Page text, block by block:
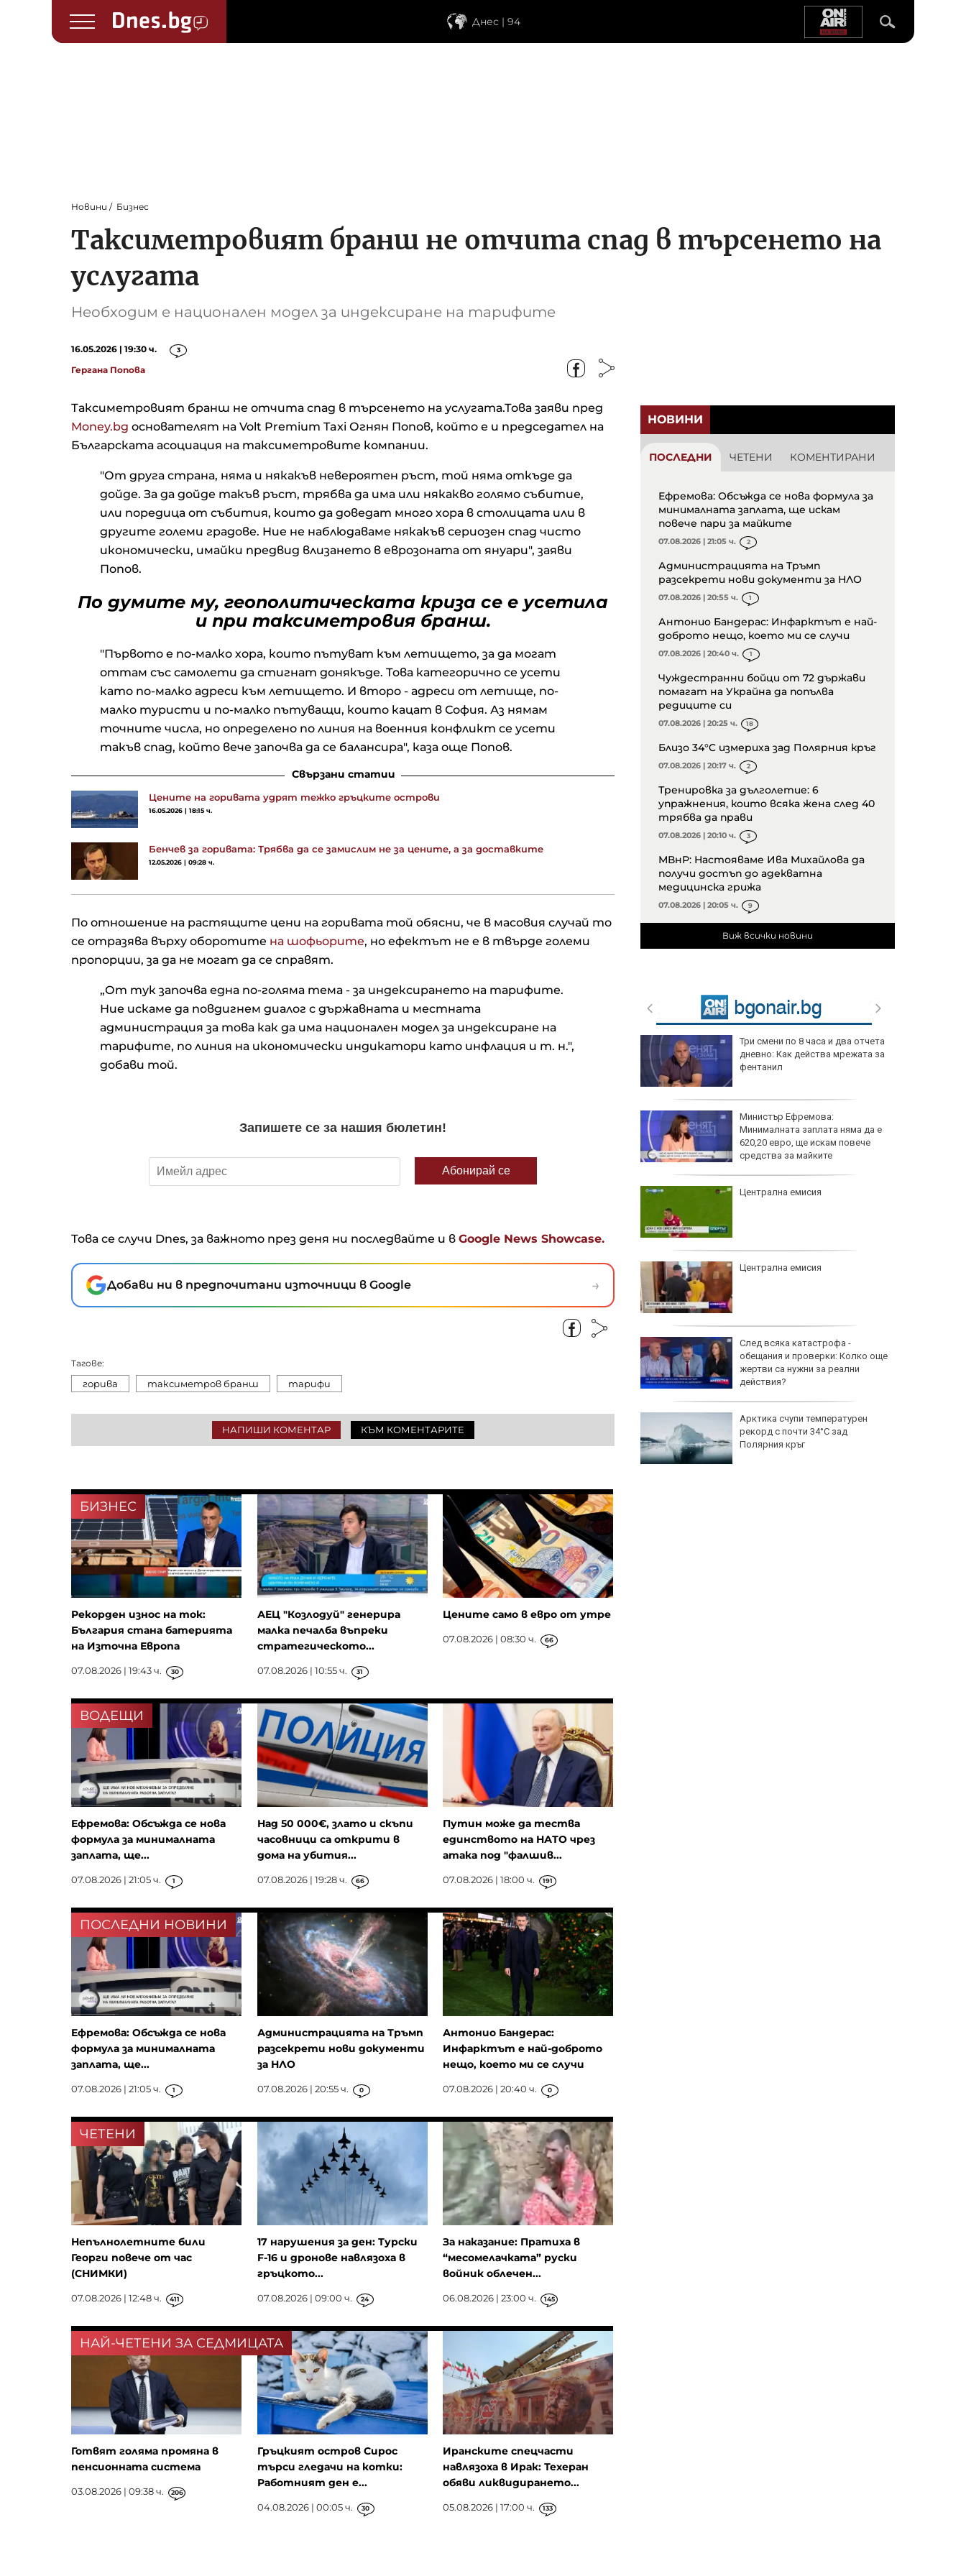
Днес | 94
Новини Бизнес
Таксиметровият бранш не отчита спад в търсенето на
услугата
Необходим е национален модел за индексиране на тарифите
16.05.2026 | 19:30 ч. 3
Гергана Попова
Таксиметровият бранш не отчита спад в търсенето на услугата.Това заяви пред
Money.bg основателят на Volt Premium Taxi Огнян Попов, който е и председател на
Българската асоциация на таксиметровите компании.
"От друга страна, няма и някакъв невероятен ръст, той няма откъде да
дойде. За да дойде такъв ръст, трябва да има или някакво голямо събитие,
или поредица от събития, които да доведат много хора в столицата или в
другите големи градове. Ние не наблюдаваме някакъв сериозен спад чисто
икономически, имайки предвид влизането в еврозоната от януари", заяви
Попов.
По думите му, геополитическата криза се е усетила
и при таксиметровия бранш.
"Първото е по-малко хора, които пътуват към летището, за да могат
оттам със самолети да стигнат донякъде. Това категорично се усети
като по-малко адреси към летището. И второ - адреси от летище, по-
малко туристи и по-малко пътуващи, които кацат в София. Аз нямам
точните числа, но определено по линия на военния конфликт се усети
такъв спад, който вече започва да се балансира", каза още Попов.
Свързани статии
Цените на горивата удрят тежко гръцките острови
16.05.2026 | 18:15 ч.
Бенчев за горивата: Трябва да се замислим не за цените, а за доставките
12.05.2026 | 09:28 ч.
По отношение на растящите цени на горивата той обясни, че в масовия случай то
се отразява върху оборотите на шофьорите, но ефектът не е в твърде големи
пропорции, за да не могат да се справят.
„От тук започва една по-голяма тема - за индексирането на тарифите.
Ние искаме да повдигнем диалог с държавната и местната
администрация за това как да има национален модел за индексиране на
тарифите, по линия на икономически индикатори като инфлация и т. н.",
добави той.
Това се случи Dnes, за важното през деня ни последвайте и в Google News Showcase.
Добави ни в предпочитани източници в Google →
Тагове:
горива таксиметров бранш тарифи
НАПИШИ КОМЕНТАР КЪМ КОМЕНТАРИТЕ
НОВИНИ
ПОСЛЕДНИ ЧЕТЕНИ КОМЕНТИРАНИ
Ефремова: Обсъжда се нова формула за
минималната заплата, ще искам
повече пари за майките
07.08.2026 | 21:05 ч. 2
Администрацията на Тръмп
разсекрети нови документи за НЛО
07.08.2026 | 20:55 ч. 1
Антонио Бандерас: Инфарктът е най-
доброто нещо, което ми се случи
07.08.2026 | 20:40 ч. 1
Чуждестранни бойци от 72 държави
помагат на Украйна да попълва
редиците си
07.08.2026 | 20:25 ч. 18
Близо 34°C измериха зад Полярния кръг
07.08.2026 | 20:17 ч. 2
Тренировка за дълголетие: 6
упражнения, които всяка жена след 40
трябва да прави
07.08.2026 | 20:10 ч. 3
МВнР: Настояваме Ива Михайлова да
получи достъп до адекватна
медицинска грижа
07.08.2026 | 20:05 ч. 9
Виж всички новини
Русия иззе 10 млрд. долара от
бизнеса, а Путин разчита ФСБ да
Европейските акции
Чешките милиардери играят
сектор на сливания и
Три смени по 8 часа и два отчета
дневно: Как действа мрежата за
фентанил
Министър Ефремова:
Минималната заплата няма да е
620,20 евро, ще искам повече
средства за майките
Централна емисия
Централна емисия
След всяка катастрофа -
обещания и проверки: Колко още
жертви са нужни за реални
действия?
Арктика счупи температурен
рекорд с почти 34°C зад
Полярния кръг
БИЗНЕС
Рекорден износ на ток:
България стана батерията
на Източна Европа
07.08.2026 | 19:43 ч. 30
АЕЦ "Козлодуй" генерира
малка печалба въпреки
стратегическото...
07.08.2026 | 10:55 ч. 31
Цените само в евро от утре
07.08.2026 | 08:30 ч. 66
ВОДЕЩИ
Ефремова: Обсъжда се нова
формула за минималната
заплата, ще...
07.08.2026 | 21:05 ч. 1
Над 50 000€, злато и скъпи
часовници са открити в
дома на убития...
07.08.2026 | 19:28 ч. 66
Путин може да тества
единството на НАТО чрез
атака под "фалшив...
07.08.2026 | 18:00 ч. 191
ПОСЛЕДНИ НОВИНИ
Ефремова: Обсъжда се нова
формула за минималната
заплата, ще...
07.08.2026 | 21:05 ч. 1
Администрацията на Тръмп
разсекрети нови документи
за НЛО
07.08.2026 | 20:55 ч. 0
Антонио Бандерас:
Инфарктът е най-доброто
нещо, което ми се случи
07.08.2026 | 20:40 ч. 0
ЧЕТЕНИ
Непълнолетните били
Георги повече от час
(СНИМКИ)
07.08.2026 | 12:48 ч. 411
17 нарушения за ден: Турски
F-16 и дронове навлязоха в
гръцкото...
07.08.2026 | 09:00 ч. 24
За наказание: Пратиха в
“месомелачката” руски
войник облечен...
06.08.2026 | 23:00 ч. 145
НАЙ-ЧЕТЕНИ ЗА СЕДМИЦАТА
Готвят голяма промяна в
пенсионната система
03.08.2026 | 09:38 ч. 206
Гръцкият остров Сирос
търси гледачи на котки:
Работният ден е...
04.08.2026 | 00:05 ч. 30
Иранските спецчасти
навлязоха в Ирак: Техеран
обяви ликвидирането...
05.08.2026 | 17:00 ч. 133